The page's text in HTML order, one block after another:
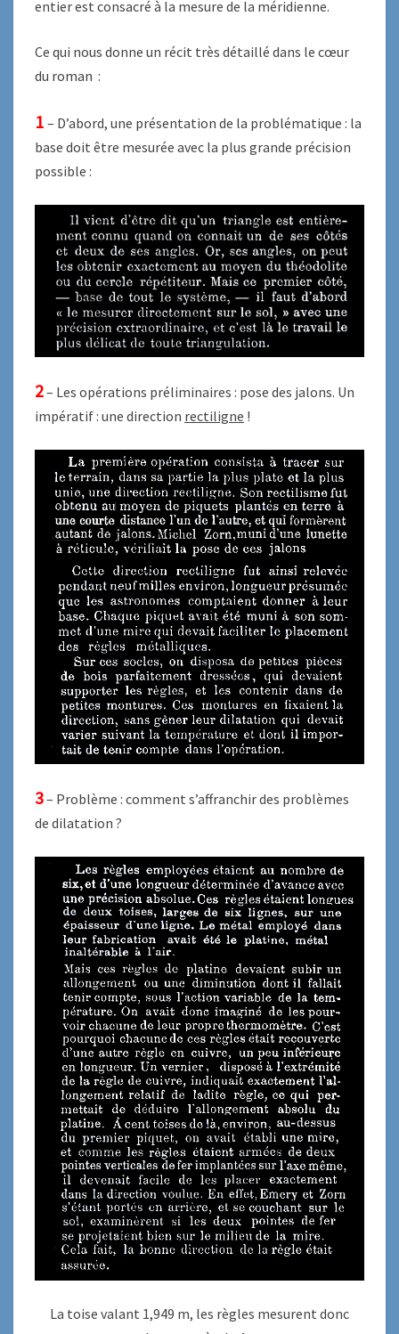
entier est consacré à la mesure de la méridienne.
Ce qui nous donne un récit très détaillé dans le cœur
du roman :
1 – D’abord, une présentation de la problématique : la
base doit être mesurée avec la plus grande précision
possible :
2– Les opérations préliminaires : pose des jalons. Un
impératif : une direction rectiligne !
3– Problème : comment s’affranchir des problèmes
de dilatation ?
La toise valant 1,949 m, les règles mesurent donc